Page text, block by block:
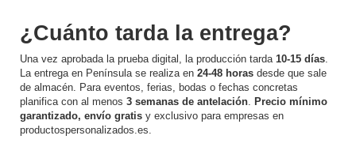
¿Cuánto tarda la entrega?
Una vez aprobada la prueba digital, la producción tarda 10-15 días.
La entrega en Península se realiza en 24-48 horas desde que sale
de almacén. Para eventos, ferias, bodas o fechas concretas
planifica con al menos 3 semanas de antelación. Precio mínimo
garantizado, envío gratis y exclusivo para empresas en
productospersonalizados.es.